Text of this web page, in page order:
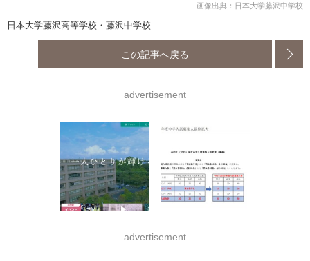
画像出典：日本大学藤沢中学校
日本大学藤沢高等学校・藤沢中学校
この記事へ戻る
advertisement
advertisement